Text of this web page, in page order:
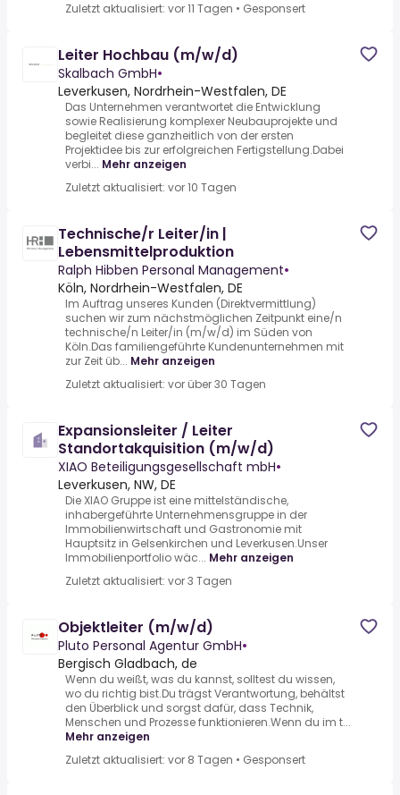
Zuletzt aktualisiert: vor 11 Tagen • Gesponsert
Leiter Hochbau (m/w/d)
Skalbach GmbH•
Leverkusen, Nordrhein-Westfalen, DE
Das Unternehmen verantwortet die Entwicklung
sowie Realisierung komplexer Neubauprojekte und
begleitet diese ganzheitlich von der ersten
Projektidee bis zur erfolgreichen Fertigstellung.Dabei
verbi... Mehr anzeigen
Zuletzt aktualisiert: vor 10 Tagen
Technische/r Leiter/in |
Lebensmittelproduktion
Ralph Hibben Personal Management•
Köln, Nordrhein-Westfalen, DE
Im Auftrag unseres Kunden (Direktvermittlung)
suchen wir zum nächstmöglichen Zeitpunkt eine/n
technische/n Leiter/in (m/w/d) im Süden von
Köln.Das familiengeführte Kundenunternehmen mit
zur Zeit üb... Mehr anzeigen
Zuletzt aktualisiert: vor über 30 Tagen
Expansionsleiter / Leiter
Standortakquisition (m/w/d)
XIAO Beteiligungsgesellschaft mbH•
Leverkusen, NW, DE
Die XIAO Gruppe ist eine mittelständische,
inhabergeführte Unternehmensgruppe in der
Immobilienwirtschaft und Gastronomie mit
Hauptsitz in Gelsenkirchen und Leverkusen.Unser
Immobilienportfolio wäc... Mehr anzeigen
Zuletzt aktualisiert: vor 3 Tagen
Objektleiter (m/w/d)
Pluto Personal Agentur GmbH•
Bergisch Gladbach, de
Wenn du weißt, was du kannst, solltest du wissen,
wo du richtig bist.Du trägst Verantwortung, behältst
den Überblick und sorgst dafür, dass Technik,
Menschen und Prozesse funktionieren.Wenn du im t...
Mehr anzeigen
Zuletzt aktualisiert: vor 8 Tagen • Gesponsert